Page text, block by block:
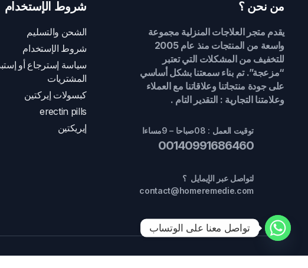
من نحن ؟
يقدم متجر العلاجات المنزلية مجموعة
واسعة من المنتجات منذ عام 2005
للتخفيف من المشكلات التي تعتبر
“مزعجة”. تم بناء سمعتنا بشكل أساسي
على جودة منتجاتنا وعلاقاتنا مع العملاء
وعلامتنا التجارية : التقدير التام .
توقيت العمل : 08صباحا – 9مساءا
00140991686460
لتواصل عبر الإيمايل ؟
contact@homeremedie.com
شروط الإستخدام
الشحن والتسليم
شروط الإستخدام
سياسة إسترجاع أو
المشتريات
كبسولات إيركتين
erectin pills
إيريكتين
تواصل معنا على الوتساب